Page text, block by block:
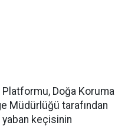
Doğa Koruma
Müdürlüğü tarafından
keçisinin